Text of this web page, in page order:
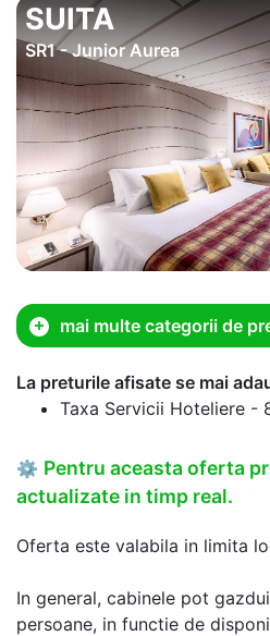
SUITA
SR1 - Junior Aurea
mai multe categorii de
La preturile afisate se mai
Taxa Servicii Hoteliere -
⚙ Pentru aceasta oferta
actualizate in timp real.
Oferta este valabila in limita
In general, cabinele pot
persoane, in functie de